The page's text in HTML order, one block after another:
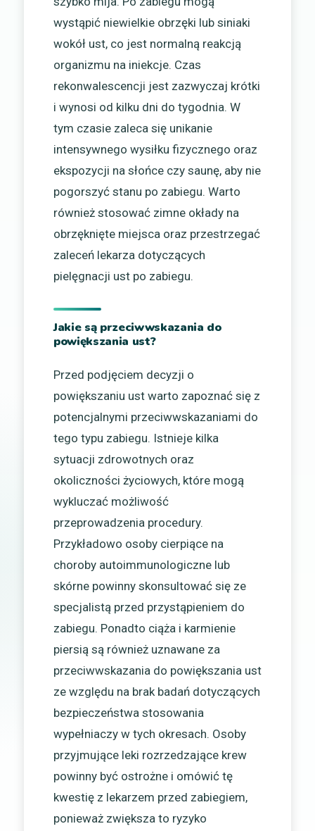
wystąpić niewielkie obrzęki lub siniaki
wokół ust, co jest normalną reakcją
organizmu na iniekcje. Czas
rekonwalescencji jest zazwyczaj krótki
i wynosi od kilku dni do tygodnia. W
tym czasie zaleca się unikanie
intensywnego wysiłku fizycznego oraz
ekspozycji na słońce czy saunę, aby nie
pogorszyć stanu po zabiegu. Warto
również stosować zimne okłady na
obrzęknięte miejsca oraz przestrzegać
zaleceń lekarza dotyczących
pielęgnacji ust po zabiegu.
Jakie są przeciwwskazania do
powiększania ust?
Przed podjęciem decyzji o
powiększaniu ust warto zapoznać się z
potencjalnymi przeciwwskazaniami do
tego typu zabiegu. Istnieje kilka
sytuacji zdrowotnych oraz
okoliczności życiowych, które mogą
wykluczać możliwość
przeprowadzenia procedury.
Przykładowo osoby cierpiące na
choroby autoimmunologiczne lub
skórne powinny skonsultować się ze
specjalistą przed przystąpieniem do
zabiegu. Ponadto ciąża i karmienie
piersią są również uznawane za
przeciwwskazania do powiększania ust
ze względu na brak badań dotyczących
bezpieczeństwa stosowania
wypełniaczy w tych okresach. Osoby
przyjmujące leki rozrzedzające krew
powinny być ostrożne i omówić tę
kwestię z lekarzem przed zabiegiem,
ponieważ zwiększa to ryzyko